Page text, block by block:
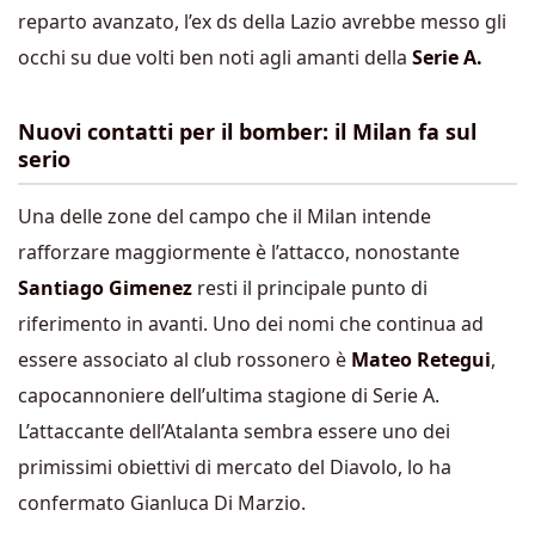
reparto avanzato, l’ex ds della Lazio avrebbe messo gli
occhi su due volti ben noti agli amanti della Serie A.
Nuovi contatti per il bomber: il Milan fa sul
serio
Una delle zone del campo che il Milan intende
rafforzare maggiormente è l’attacco, nonostante
Santiago Gimenez resti il principale punto di
riferimento in avanti. Uno dei nomi che continua ad
essere associato al club rossonero è Mateo Retegui,
capocannoniere dell’ultima stagione di Serie A.
L’attaccante dell’Atalanta sembra essere uno dei
primissimi obiettivi di mercato del Diavolo, lo ha
confermato Gianluca Di Marzio.